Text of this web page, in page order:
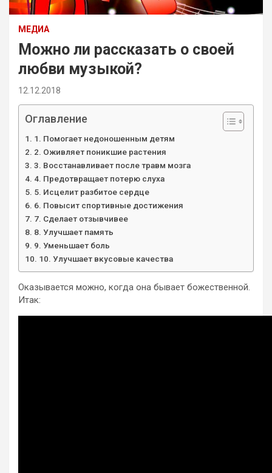
МЕДИА
Можно ли рассказать о своей
любви музыкой?
12.12.2018
Оглавление
1. Помогает недоношенным детям
2. Оживляет поникшие растения
3. Восстанавливает после травм мозга
4. Предотвращает потерю слуха
5. Исцелит разбитое сердце
6. Повысит спортивные достижения
7. Сделает отзывчивее
8. Улучшает память
9. Уменьшает боль
10. Улучшает вкусовые качества
Оказывается можно, когда она бывает божественной.
Итак: